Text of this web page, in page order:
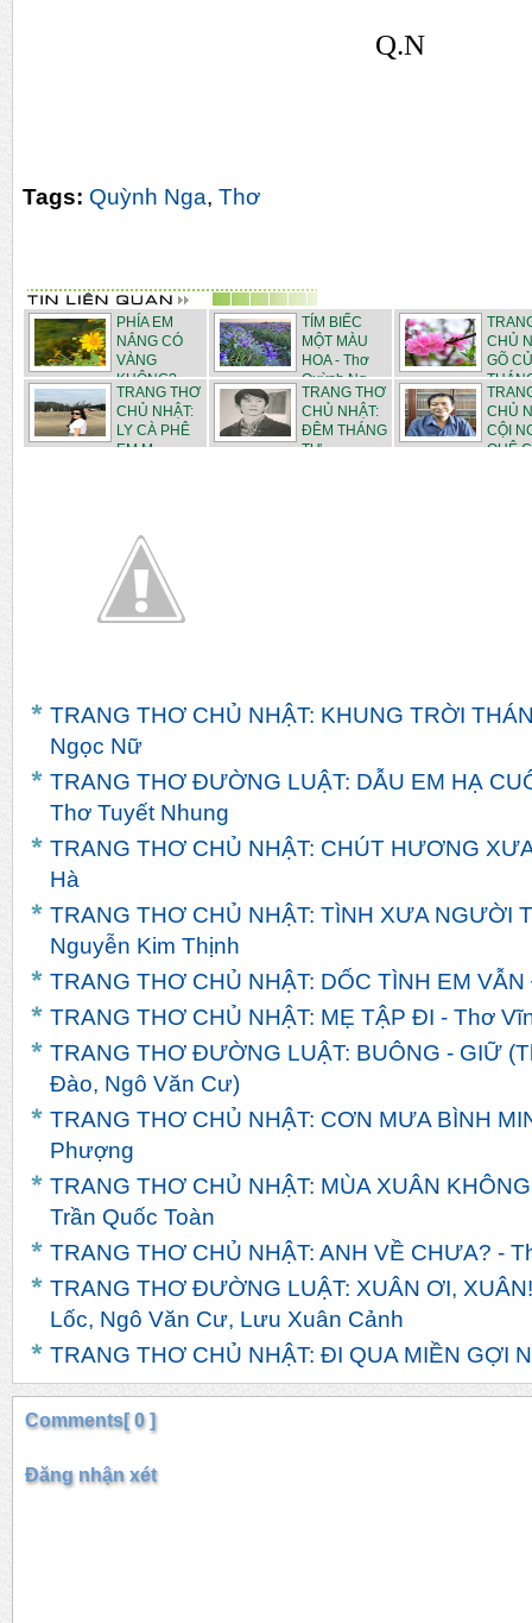
Q.N
Tags: Quỳnh Nga, Thơ
PHÍA EM
NẮNG CÓ
VÀNG
KHÔNG? -
Thơ Q...
TÍM BIẾC
MỘT MÀU
HOA - Thơ
Quỳnh Ng...
CHỦ
GÕ
TRANG THƠ
CHỦ NHẬT:
LY CÀ PHÊ
EM M...
TRANG THƠ
CHỦ NHẬT:
ĐÊM THÁNG
TƯ - ...
CHỦ
CỘI
QUÊ
TRANG THƠ CHỦ NHẬT: KHUNG TRỜI
Ngọc Nữ
TRANG THƠ ĐƯỜNG LUẬT: DẪU EM HẠ
Thơ Tuyết Nhung
TRANG THƠ CHỦ NHẬT: CHÚT HƯƠNG
Hà
TRANG THƠ CHỦ NHẬT: TÌNH XƯA NGƯỜI
Nguyễn Kim Thịnh
TRANG THƠ CHỦ NHẬT: DỐC TÌNH EM
TRANG THƠ CHỦ NHẬT: MẸ TẬP ĐI - Thơ
TRANG THƠ ĐƯỜNG LUẬT: BUÔNG - GIỮ
Đào, Ngô Văn Cư)
TRANG THƠ CHỦ NHẬT: CƠN MƯA BÌNH
Phượng
TRANG THƠ CHỦ NHẬT: MÙA XUÂN
Trần Quốc Toàn
TRANG THƠ CHỦ NHẬT: ANH VỀ CHƯA? -
TRANG THƠ ĐƯỜNG LUẬT: XUÂN ƠI,
Lốc, Ngô Văn Cư, Lưu Xuân Cảnh
TRANG THƠ CHỦ NHẬT: ĐI QUA MIỀN GỢI
Comments[ 0 ]
Đăng nhận xét